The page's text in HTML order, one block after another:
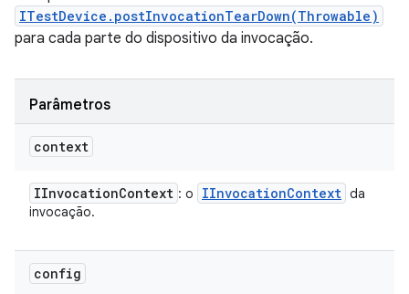
ITestDevice.postInvocationTearDown(Throwable)
para cada parte do dispositivo da invocação.
Parâmetros
context
IInvocationContext : o IInvocationContext da
invocação.
config